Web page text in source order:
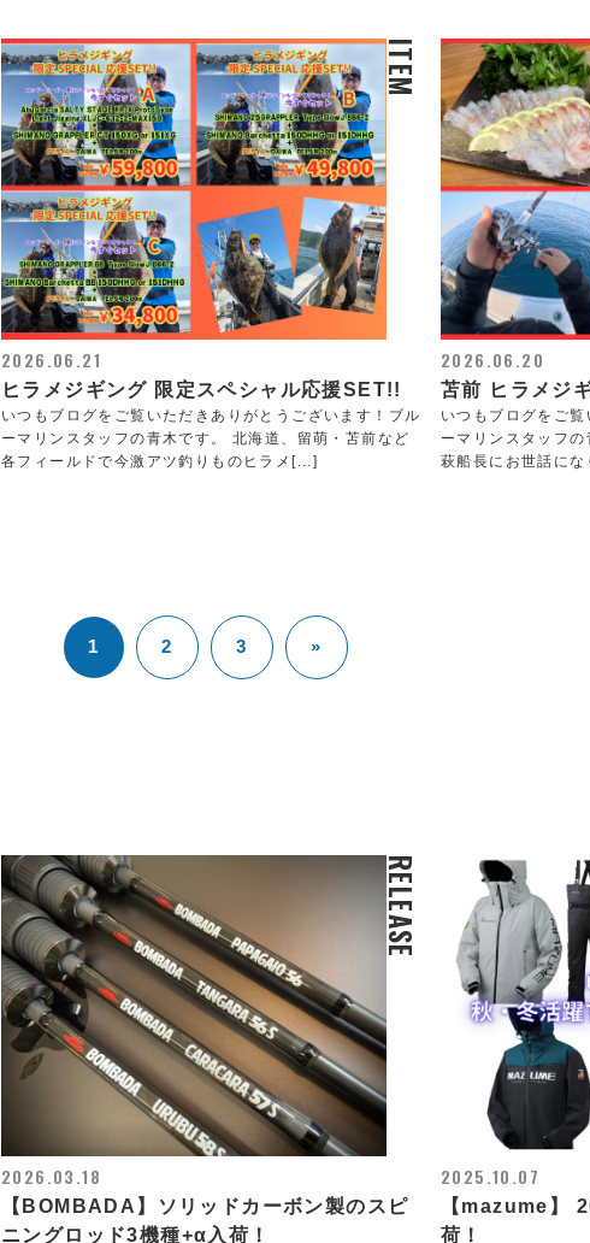
ITEM
2026.06.21
ヒラメジギング 限定スペシャル応援SET!!
いつもブログをご覧いただきありがとうございます！ブル
ーマリンスタッフの青木です。 北海道、留萌・苫前など
各フィールドで今激アツ釣りものヒラメ[...]
2026.06.20
苫前 ヒラメジ
いつもブログをご
ーマリンスタッフ
萩船長にお世話に
1 2 3 »
RELEASE
2026.03.18
【BOMBADA】ソリッドカーボン製のスピ
ニングロッド3機種+α入荷！
2025.10.07
【mazume】
荷！